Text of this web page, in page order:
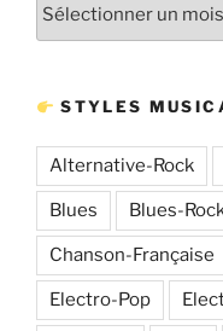
STYLES
Alternative-Rock
Blues Blues-
Chanson-Française
Electro-Pop